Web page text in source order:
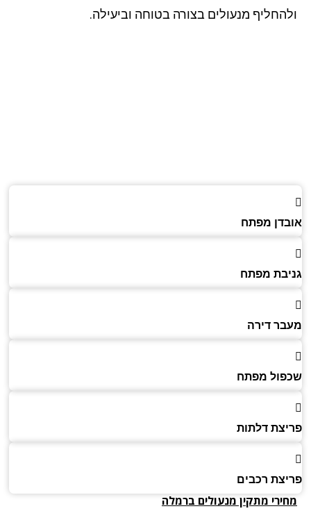
מנעולים בצורה בטוחה וביעילה.
מפתח
מפתח
דירה
מפתח
דלתות
רכבים
מתקין מנעוליםברמלה